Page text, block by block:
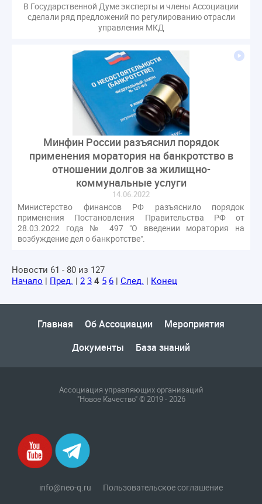
В Государственной Думе эксперты и члены Ассоциации
сделали ряд предложений по регулированию отрасли
управления МКД
Минфин России разъяснил порядок
применения моратория на банкротство в
отношении долгов за жилищно-
коммунальные услуги
14.06.2022
Министерство финансов РФ разъяснило порядок
применения Постановления Правительства РФ от
28.03.2022 года № 497 "О введении моратория на
возбуждение дел о банкротстве".
Новости 61 - 80 из 127
Начало | Пред. | 2 3 4 5 6 | След. | Конец
Главная Об Ассоциации
Мероприятия
Документы
База знаний
Ассоциация управляющих организаций
"Новое Качество" © 2019 - 2026
info@neo-q.ru Пользовательское соглашение